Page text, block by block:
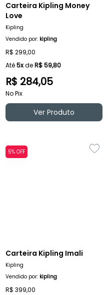
Carteira Kipling Money
Love
Kipling
Vendido por: kipling
R$ 299,00
Até5xdeR$ 59,80
R$ 284,05
No Pix
Ver Produto
5% OFF
Carteira Kipling Imali
Kipling
Vendido por: kipling
R$ 399,00